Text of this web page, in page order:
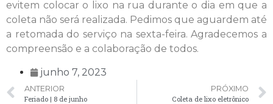
evitem colocar o lixo na rua durante o dia em que a
coleta não será realizada. Pedimos que aguardem até
a retomada do serviço na sexta-feira. Agradecemos a
compreensão e a colaboração de todos.
junho 7, 2023
ANTERIOR
Feriado | 8 de junho
PRÓXIMO
Coleta de lixo eletrônico